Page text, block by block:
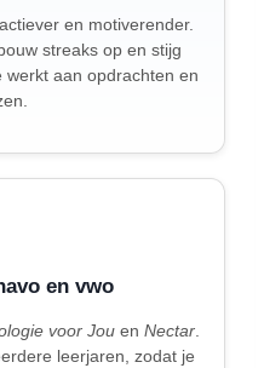
en motiverender.
streaks op en stijg
werkt aan opdrachten en
en vwo
voor Jouen Nectar.
leerjaren, zodat je